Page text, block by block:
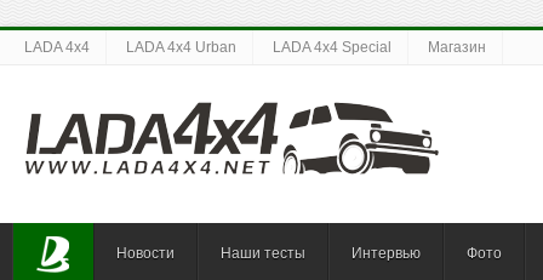
LADA 4x4 LADA 4x4 Urban LADA 4x4 Special Магазин
Новости Наши тесты Интервью Фото